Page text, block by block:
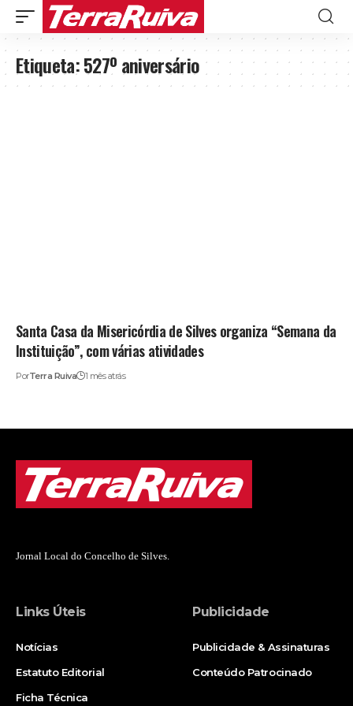
Etiqueta:527º aniversário
Santa Casa da Misericórdia de Silves organiza “Semana da
Instituição”, com várias atividades
PorTerra Ruiva 1 mês atrás
Jornal Local do Concelho de Silves.
Links Úteis
Notícias
Estatuto Editorial
Ficha Técnica
Publicidade
Publicidade & Assinaturas
Conteúdo Patrocinado